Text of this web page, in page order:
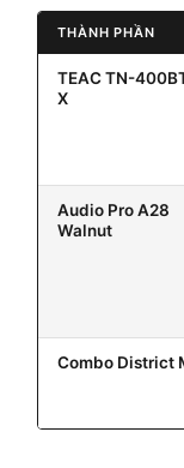
THÀNH PHẦN
TEAC TN-
X
Audio Pro A28
Walnut
Combo District